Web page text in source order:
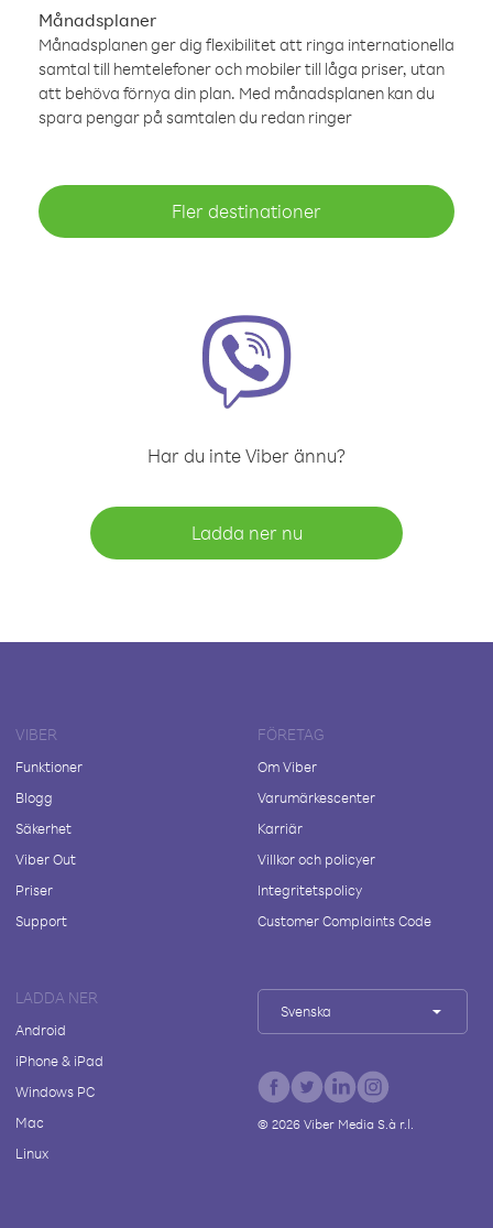
Månadsplaner
Månadsplanen ger dig flexibilitet att ringa internationella
samtal till hemtelefoner och mobiler till låga priser, utan
att behöva förnya din plan. Med månadsplanen kan du
spara pengar på samtalen du redan ringer
Fler destinationer
Har du inte Viber ännu?
Ladda ner nu
VIBER
Funktioner
Blogg
Säkerhet
Viber Out
Priser
Support
FÖRETAG
Om Viber
Varumärkescenter
Karriär
Villkor och policyer
Integritetspolicy
Customer Complaints Code
LADDA NER
Android
iPhone & iPad
Windows PC
Mac
Linux
Svenska
© 2026Viber Media S.à r.l.